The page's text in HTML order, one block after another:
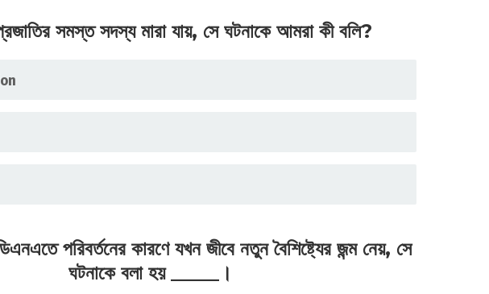
সমস্ত সদস্য মারা যায়, সে ঘটনাকে আমরা কী বলি?
পরিবর্তনের কারণে যখন জীবে নতুন বৈশিষ্ট্যের জন্ম নেয়, সে
ঘটনাকে বলা হয় _____।